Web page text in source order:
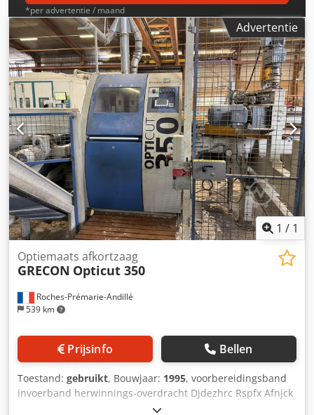
*per advertentie / maand
Advertentie
1 / 1
Roches-Prémarie-Andillé
539 km
Optiemaats afkortzaag
GRECON Opticut 350
Prijsinfo Bellen
Toestand: gebruikt, Bouwjaar: 1995, voorbereidingsband
invoerband herwinnings-overdracht Djdezhrc Rspfx Afnjck
GRECON Opticut 350 afkortzaag